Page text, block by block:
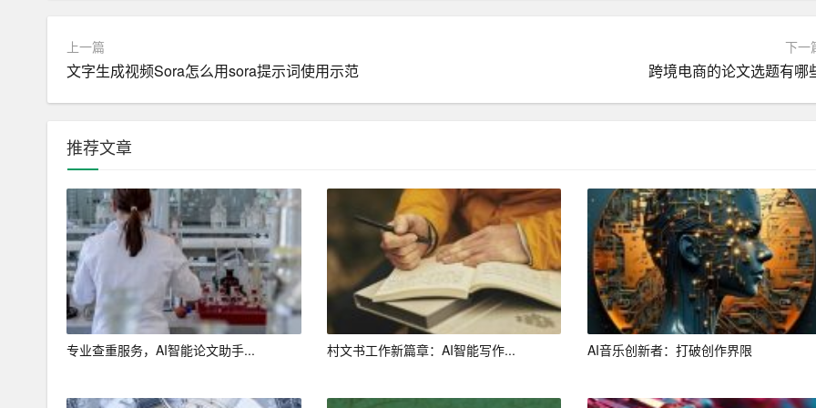
二、宣城市门窗照明营销方案
1.产品策略
（1）提高产品品质：品质是企业发展的基石，只有高品质的产品才能赢得消费者的信任和市场的认可。
（3）强化产品差异化：通过差异化的产品设计，使产品具有独特的卖点，提升市场竞争力。
2.价格策略
（1）合理定价：根据产品的成本、市场竞争状况以及消费者的承受能力，制定合理的价格。
（2）优惠活动：通过举办优惠活动，如折扣、赠品等，吸引消费者购买。
上一篇
文字生成视频Sora怎么用sora提示词使用示范
下一
跨境电商的论文选题有哪
推荐文章
专业查重服务，AI智能论文助手... 村文书工作新篇章：AI智能写作... AI音乐创新者：打破创作界限